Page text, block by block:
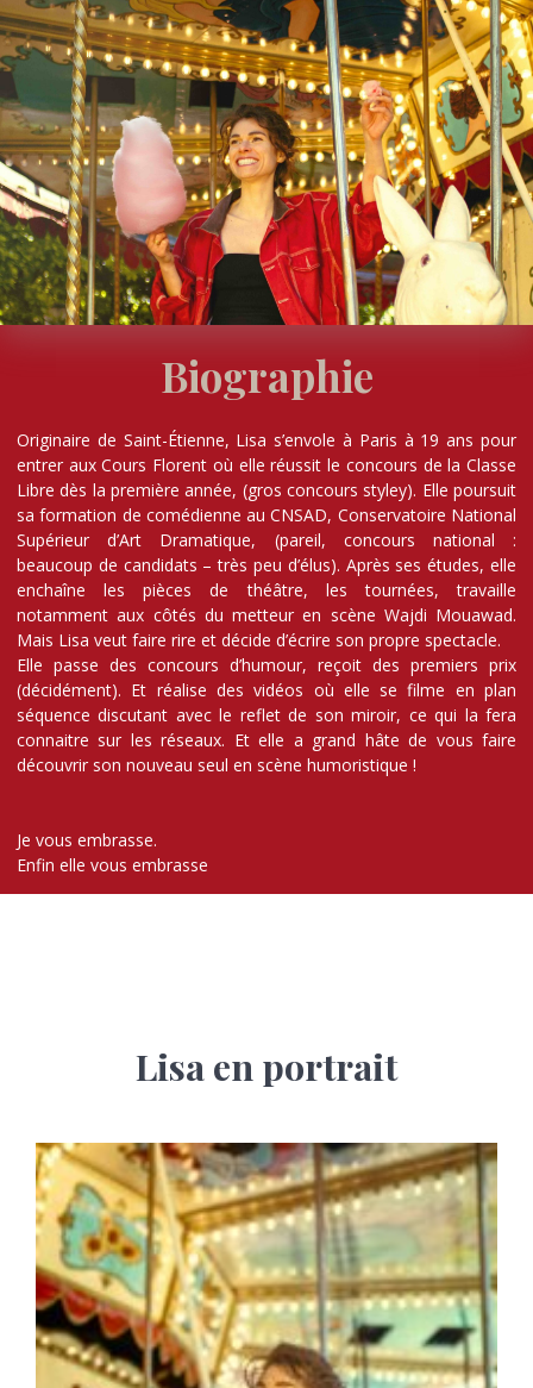
Biographie
Originaire de Saint-Étienne, Lisa s’envole à Paris à 19 ans pour
entrer aux Cours Florent où elle réussit le concours de la Classe
Libre dès la première année, (gros concours styley). Elle poursuit
sa formation de comédienne au CNSAD, Conservatoire National
Supérieur d’Art Dramatique, (pareil, concours national :
beaucoup de candidats – très peu d’élus). Après ses études, elle
enchaîne les pièces de théâtre, les tournées, travaille
notamment aux côtés du metteur en scène Wajdi Mouawad.
Mais Lisa veut faire rire et décide d’écrire son propre spectacle.
Elle passe des concours d’humour, reçoit des premiers prix
(décidément). Et réalise des vidéos où elle se filme en plan
séquence discutant avec le reflet de son miroir, ce qui la fera
connaitre sur les réseaux. Et elle a grand hâte de vous faire
découvrir son nouveau seul en scène humoristique !
Je vous embrasse.
Enfin elle vous embrasse
Lisa en portrait